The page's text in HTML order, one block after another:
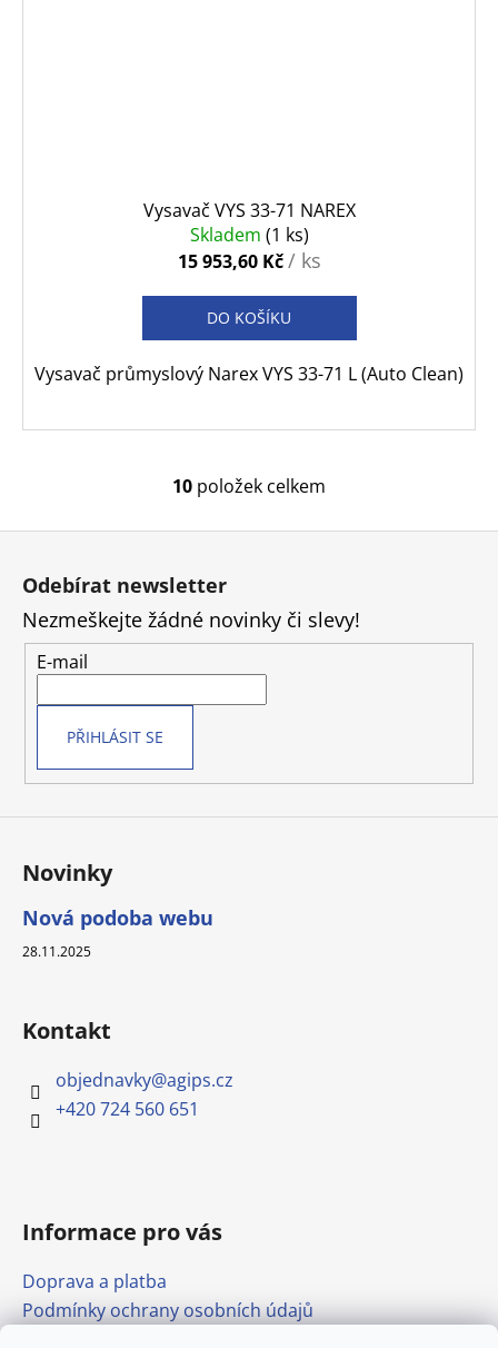
Vysavač VYS 33-71 NAREX
Skladem (1 ks)
15 953,60 Kč/ ks
DO KOŠÍKU
Vysavač průmyslový Narex VYS 33-71 L (Auto Clean)
O
a
c
í
y
v
10 položek celkem
Z
Odebírat newsletter
Nezmeškejte žádné novinky či slevy!
E-mail
PŘIHLÁSIT SE
Novinky
Nová podoba webu
28.11.2025
Kontakt
objednavky@agips.cz
+420 724 560 651
Informace pro vás
Doprava a platba
Podmínky ochrany osobních údajů